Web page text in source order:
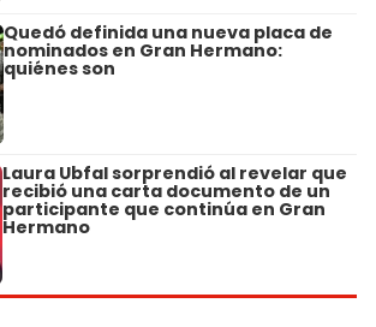
Quedó definida una nueva placa de
nominados en Gran Hermano:
quiénes son
Laura Ubfal sorprendió al revelar que
recibió una carta documento de un
participante que continúa en Gran
Hermano